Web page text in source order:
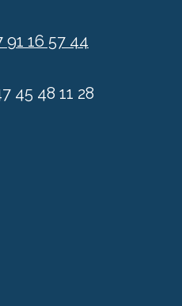
91 16 57 44
45 48 11 28